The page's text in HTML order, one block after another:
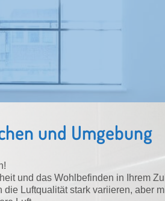
und Umgebung
und das Wohlbefinden in Ihrem
Luftqualität stark variieren, aber